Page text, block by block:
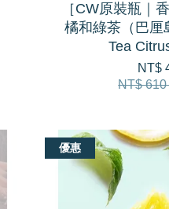
［CW原裝瓶｜
橘和綠茶（巴厘
Tea
NT$
NT$
優惠